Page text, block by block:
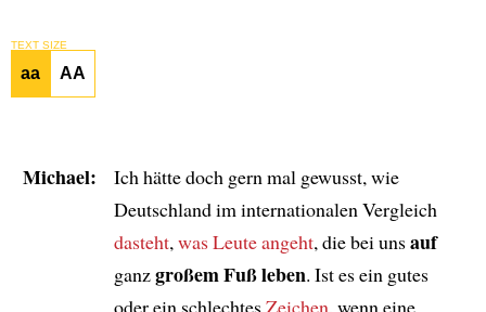
TEXT SIZE
aa AA
Michael:
Ich hätte doch gern mal gewusst, wie
Deutschland im internationalen Vergleich
dasteht, was Leute angeht, die bei unsauf
ganzgroßem Fuß leben. Ist es ein gutes
oder ein schlechtesZeichen, wenn eine